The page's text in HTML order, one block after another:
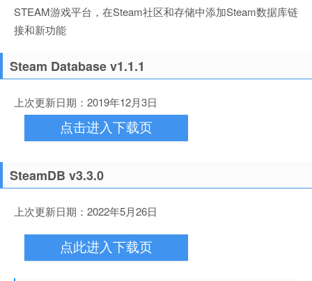
STEAM游戏平台，在Steam社区和存储中添加Steam数据库链
接和新功能
Steam Database v1.1.1
上次更新日期：2019年12月3日
点击进入下载页
SteamDB v3.3.0
上次更新日期：2022年5月26日
点此进入下载页